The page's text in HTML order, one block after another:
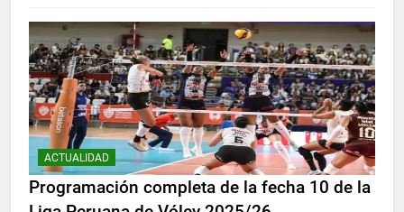
ACTUALIDAD
Programación completa de la fecha 10 de la